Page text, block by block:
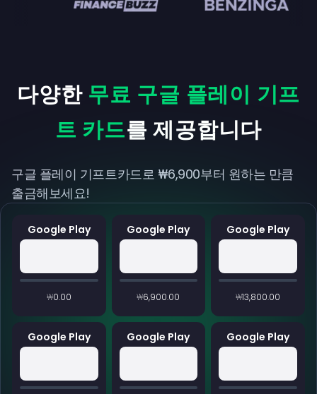
Google Play
₩0.00
Google Play
₩6,900.00
Google Play
₩13,800.00
Google Play Google Play Google Play
다양한 무료 구글 플레이 기프
트 카드를 제공합니다
구글 플레이 기프트카드로 ₩6,900부터 원하는 만큼
출금해보세요!